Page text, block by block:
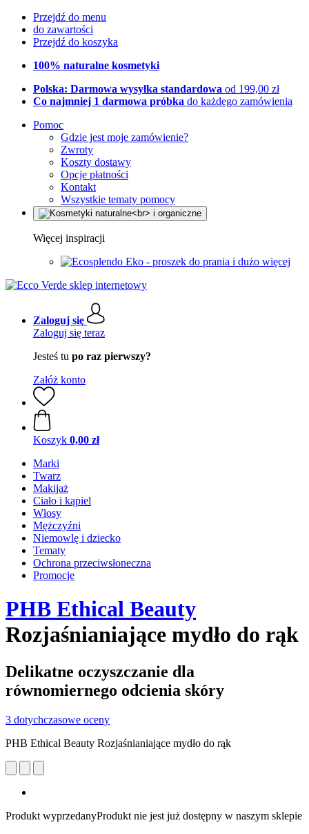
Przejdź do menu
do zawartości
Przejdź do koszyka
100% naturalne kosmetyki
Polska: Darmowa wysyłka standardowa od 199,00 zł
Co najmniej 1 darmowa próbka do każdego zamówienia
Pomoc
Gdzie jest moje zamówienie?
Zwroty
Koszty dostawy
Opcje płatności
Kontakt
Wszystkie tematy pomocy
Więcej inspiracji
Eko - proszek do prania i dużo więcej
Zaloguj się
Zaloguj się teraz
Jesteś tu po raz pierwszy?
Załóż konto
Koszyk 0,00 zł
Marki
Twarz
Makijaż
Ciało i kąpiel
Włosy
Mężczyźni
Niemowlę i dziecko
Tematy
Ochrona przeciwsłoneczna
Promocje
PHB Ethical Beauty
Rozjaśnianiające mydło do rąk
Delikatne oczyszczanie dla
równomiernego odcienia skóry
3 dotychczasowe oceny
PHB Ethical Beauty Rozjaśnianiające mydło do rąk
Produkt wyprzedanyProdukt nie jest już dostępny w naszym sklepie